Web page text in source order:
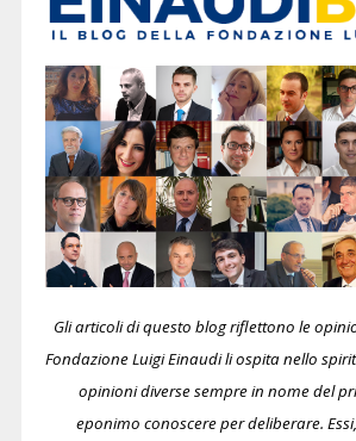
Gli articoli di questo blog riflettono le
Fondazione Luigi Einaudi li ospita nello
opinioni diverse sempre in nome del
eponimo conoscere per deliberare.